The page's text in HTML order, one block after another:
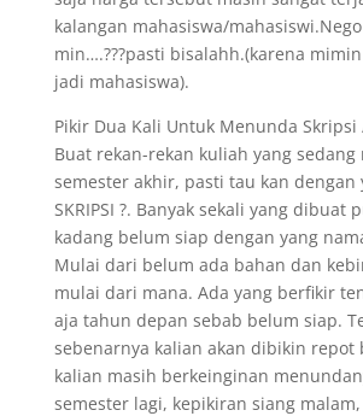
kalangan mahasiswa/
min….???pasti bisalahh.(karena
jadi mahasiswa).
Pikir Dua Kali Untuk Menunda Skripsi
Buat rekan-rekan kuliah yang sedang
semester akhir, pasti tau kan dengan
SKRIPSI ?. Banyak sekali yang dibuat
kadang belum siap dengan yang
Mulai dari belum ada bahan dan
mulai dari mana. Ada yang berfikir
aja tahun depan sebab belum siap.
sebenarnya kalian akan dibikin
kalian masih berkeinginan
semester lagi, kepikiran siang